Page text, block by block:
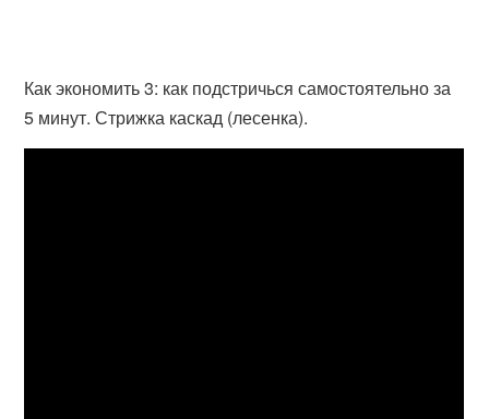
Как экономить 3: как подстричься самостоятельно за
5 минут. Стрижка каскад (лесенка).